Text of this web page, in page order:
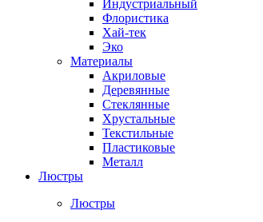
Индустриальный
Флористика
Хай-тек
Эко
Материалы
Акриловые
Деревянные
Стеклянные
Хрустальные
Текстильные
Пластиковые
Металл
Люстры
Люстры